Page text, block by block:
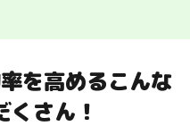
を高めるこんな
くさん！